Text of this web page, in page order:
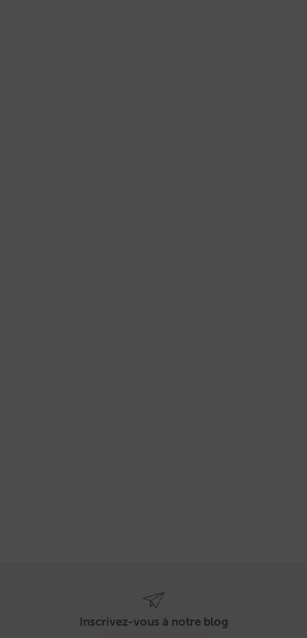
Inscrivez-vous à notre blog